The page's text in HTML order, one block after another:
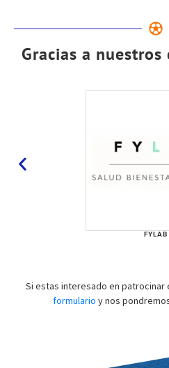
Gracias a
FYLAB
Si estas interesado en patrocinar
formulario y nos